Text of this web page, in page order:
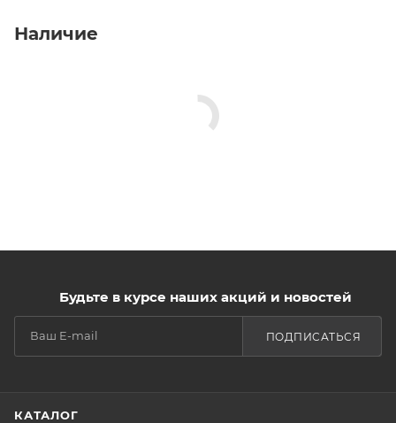
Наличие
Будьте в курсе наших акций и новостей
ПОДПИСАТЬСЯ
КАТАЛОГ